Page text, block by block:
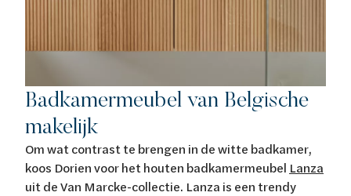
Badkamermeubel van Belgische
makelijk
Om wat contrast te brengen in de witte badkamer,
koos Dorien voor het houten badkamermeubel Lanza
uit de Van Marcke-collectie. Lanza is een trendy